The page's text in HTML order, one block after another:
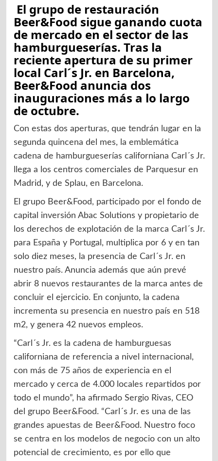
El grupo de restauración
Beer&Food sigue ganando cuota
de mercado en el sector de las
hamburgueserías. Tras la
reciente apertura de su primer
local Carl´s Jr. en Barcelona,
Beer&Food anuncia dos
inauguraciones más a lo largo
de octubre.
Con estas dos aperturas, que tendrán lugar en la
segunda quincena del mes, la emblemática
cadena de hamburgueserías californiana Carl´s Jr.
llega a los centros comerciales de Parquesur en
Madrid, y de Splau, en Barcelona.
El grupo Beer&Food, participado por el fondo de
capital inversión Abac Solutions y propietario de
los derechos de explotación de la marca Carl´s Jr.
para España y Portugal, multiplica por 6 y en tan
solo diez meses, la presencia de Carl´s Jr. en
nuestro país. Anuncia además que aún prevé
abrir 8 nuevos restaurantes de la marca antes de
concluir el ejercicio. En conjunto, la cadena
incrementa su presencia en nuestro país en 518
m2, y genera 42 nuevos empleos.
“Carl´s Jr. es la cadena de hamburguesas
californiana de referencia a nivel internacional,
con más de 75 años de experiencia en el
mercado y cerca de 4.000 locales repartidos por
todo el mundo”, ha afirmado Sergio Rivas, CEO
del grupo Beer&Food. “Carl´s Jr. es una de las
grandes apuestas de Beer&Food. Nuestro foco
se centra en los modelos de negocio con un alto
potencial de crecimiento, es por ello que